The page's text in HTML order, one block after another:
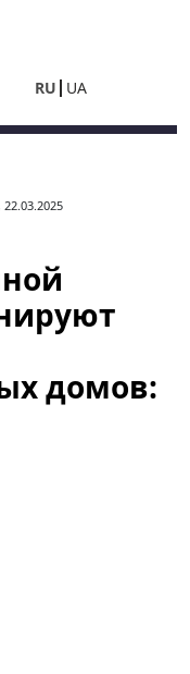
RU UA
22.03.2025
домов: